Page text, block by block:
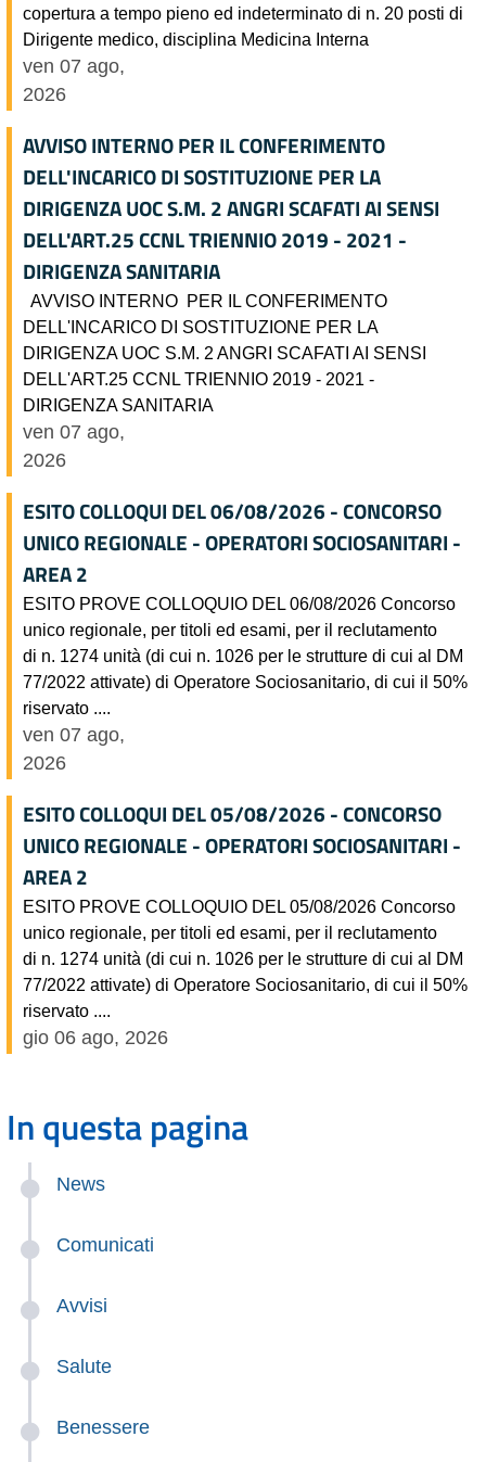
copertura a tempo pieno ed indeterminato di n. 20 posti di
Dirigente medico, disciplina Medicina Interna
ven 07 ago,
2026
AVVISO INTERNO PER IL CONFERIMENTO
DELL'INCARICO DI SOSTITUZIONE PER LA
DIRIGENZA UOC S.M. 2 ANGRI SCAFATI AI SENSI
DELL'ART.25 CCNL TRIENNIO 2019 - 2021 -
DIRIGENZA SANITARIA
AVVISO INTERNO PER IL CONFERIMENTO
DELL'INCARICO DI SOSTITUZIONE PER LA
DIRIGENZA UOC S.M. 2 ANGRI SCAFATI AI SENSI
DELL'ART.25 CCNL TRIENNIO 2019 - 2021 -
DIRIGENZA SANITARIA
ven 07 ago,
2026
ESITO COLLOQUI DEL 06/08/2026 - CONCORSO
UNICO REGIONALE - OPERATORI SOCIOSANITARI -
AREA 2
ESITO PROVE COLLOQUIO DEL 06/08/2026 Concorso
unico regionale, per titoli ed esami, per il reclutamento
di n. 1274 unità (di cui n. 1026 per le strutture di cui al DM
77/2022 attivate) di Operatore Sociosanitario, di cui il 50%
riservato ....
ven 07 ago,
2026
ESITO COLLOQUI DEL 05/08/2026 - CONCORSO
UNICO REGIONALE - OPERATORI SOCIOSANITARI -
AREA 2
ESITO PROVE COLLOQUIO DEL 05/08/2026 Concorso
unico regionale, per titoli ed esami, per il reclutamento
di n. 1274 unità (di cui n. 1026 per le strutture di cui al DM
77/2022 attivate) di Operatore Sociosanitario, di cui il 50%
riservato ....
gio 06 ago, 2026
In questa pagina
News
Comunicati
Avvisi
Salute
Benessere